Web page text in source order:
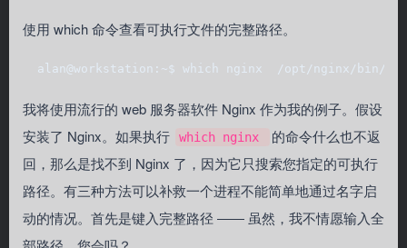
使用 which 命令查看可执行文件的完整路径。
alan@workstation:~$ which nginx  /opt/nginx/bin/
我将使用流行的 web 服务器软件 Nginx 作为我的例子。假设
安装了 Nginx。如果执行
which nginx
的命令什么也不返
回，那么是找不到 Nginx 了，因为它只搜索您指定的可执行
路径。有三种方法可以补救一个进程不能简单地通过名字启
动的情况。首先是键入完整路径 ―― 虽然，我不情愿输入全